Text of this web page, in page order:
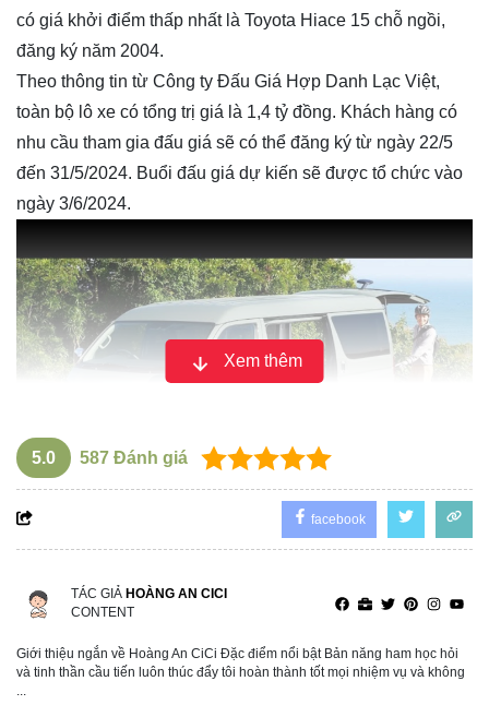
có giá khởi điểm thấp nhất là Toyota Hiace 15 chỗ ngồi,
đăng ký năm 2004.
Theo thông tin từ Công ty Đấu Giá Hợp Danh Lạc Việt,
toàn bộ lô xe có tổng trị giá là 1,4 tỷ đồng. Khách hàng có
nhu cầu tham gia đấu giá sẽ có thể đăng ký từ ngày 22/5
đến 31/5/2024. Buổi đấu giá dự kiến sẽ được tổ chức vào
ngày 3/6/2024.
được sử dụng trong khoảng thời gian từ 14 đến 22 năm,
Công Thương cho biết, các chiếc xe này khi mới được
mua có giá dao động từ 400 đến 940 triệu đồng.
Xem thêm
5.0 587 Đánh giá
facebook
TÁC GIẢ HOÀNG AN CICI
CONTENT
Giới thiệu ngắn về Hoàng An CiCi Đặc điểm nổi bật Bản năng ham học hỏi
và tinh thần cầu tiến luôn thúc đẩy tôi hoàn thành tốt mọi nhiệm vụ và không
...